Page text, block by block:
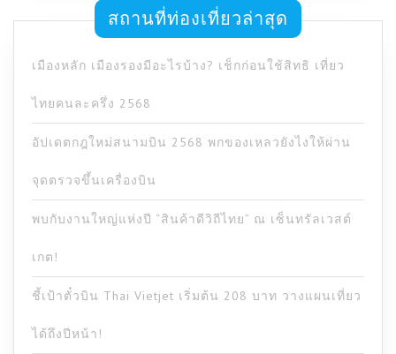
สถานที่ท่องเที่ยวล่าสุด
เมืองหลัก เมืองรองมีอะไรบ้าง? เช็กก่อนใช้สิทธิ เที่ยว
ไทยคนละครึ่ง 2568
อัปเดตกฎใหม่สนามบิน 2568 พกของเหลวยังไงให้ผ่าน
จุดตรวจขึ้นเครื่องบิน
พบกับงานใหญ่แห่งปี “สินค้าดีวิถีไทย” ณ เซ็นทรัลเวสต์
เกต!
ชี้เป้าตั๋วบิน Thai Vietjet เริ่มต้น 208 บาท วางแผนเที่ยว
ได้ถึงปีหน้า!